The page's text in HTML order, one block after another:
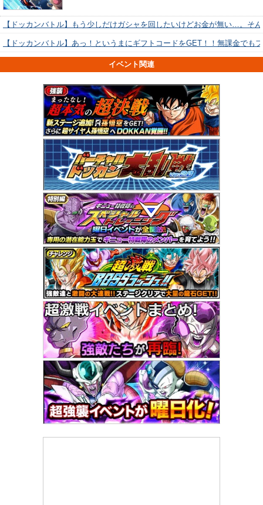
【ドッカンバトル】もう少しだけガシャを回したいけどお金が無い…。そ
【ドッカンバトル】あっ！というまにギフトコードをGET！！無課金でも
イベント関連